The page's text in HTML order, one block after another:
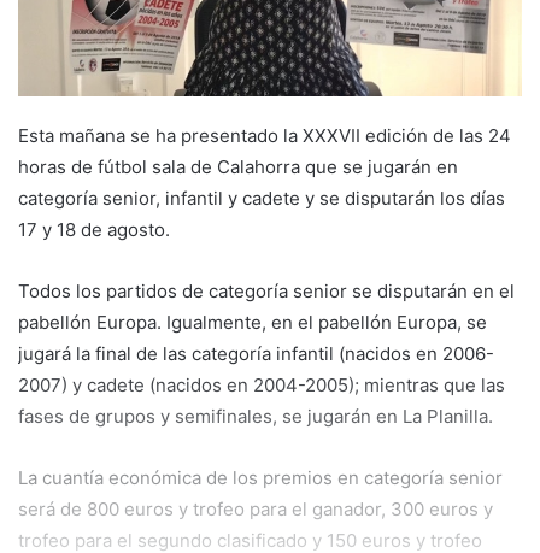
Esta mañana se ha presentado la XXXVII edición de las 24
horas de fútbol sala de Calahorra que se jugarán en
categoría senior, infantil y cadete y se disputarán los días
17 y 18 de agosto.
Todos los partidos de categoría senior se disputarán en el
pabellón Europa. Igualmente, en el pabellón Europa, se
jugará la final de las categoría infantil (nacidos en 2006-
2007) y cadete (nacidos en 2004-2005); mientras que las
fases de grupos y semifinales, se jugarán en La Planilla.
La cuantía económica de los premios en categoría senior
será de 800 euros y trofeo para el ganador, 300 euros y
trofeo para el segundo clasificado y 150 euros y trofeo